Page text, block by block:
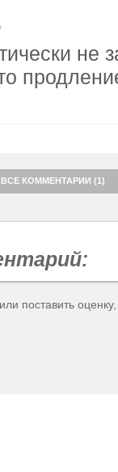
не
ВСЕ КОММЕНТАРИИ (1)
поставить